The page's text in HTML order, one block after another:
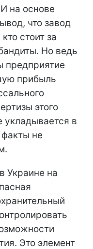
на основе
что завод
стоит за
Но ведь
предприятие
прибыль
этого
укладывается в
факты не
Украине на
Это элемент